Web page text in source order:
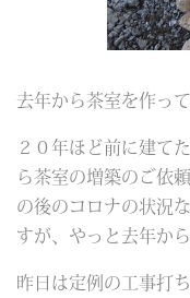
去年から茶室を作って
２０年ほど前に建て
ら茶室の増築のご依
の後のコロナの状況
すが、やっと去年か
昨日は定例の工事打